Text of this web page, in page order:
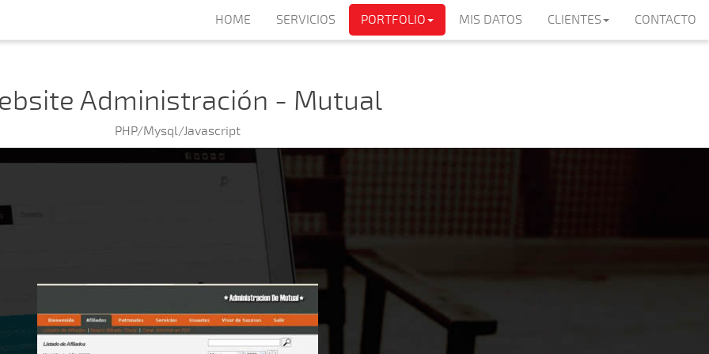
HOME SERVICIOS PORTFOLIO MIS DATOS CLIENTES CONTACTO
Administración - Mutual
PHP/Mysql/Javascript